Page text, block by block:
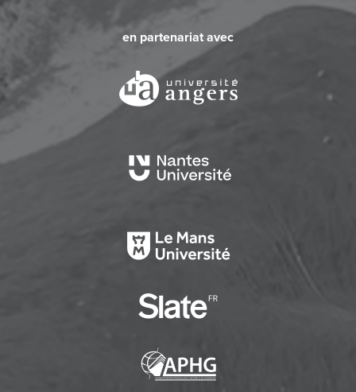
en partenariat avec